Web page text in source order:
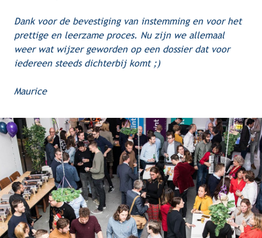
Dank voor de bevestiging van instemming en voor het
prettige en leerzame proces. Nu zijn we allemaal
weer wat wijzer geworden op een dossier dat voor
iedereen steeds dichterbij komt ;)
Maurice